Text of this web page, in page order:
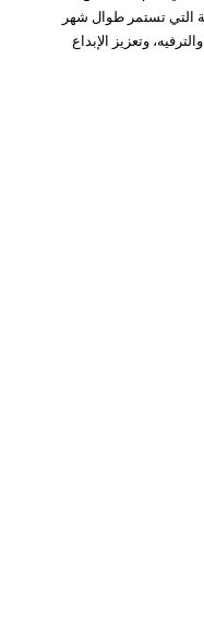
التي تستمر طوال شهر
وتعزيز الإبداع